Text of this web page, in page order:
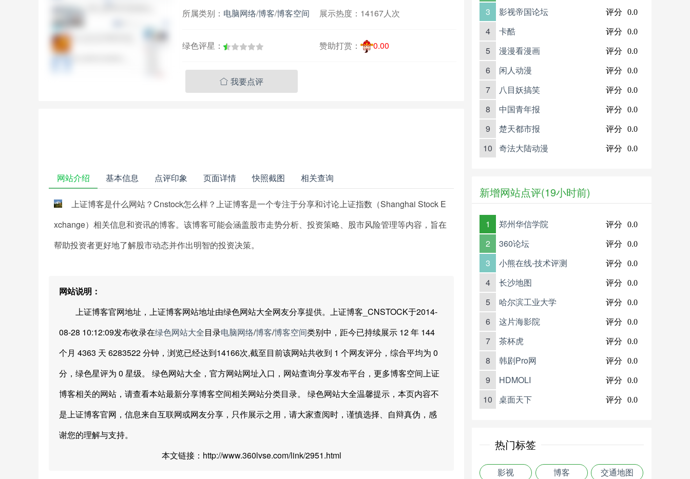
所属类别： 电脑网络/博客/博客空间 展示热度： 14167人次
绿色评星： 赞助打赏： 0.00
 我要点评
网站介绍 基本信息 点评印象 页面详情 快照截图 相关查询
上证博客是什么网站？Cnstock怎么样？上证博客是一个专注于分享和讨论上证指数（Shanghai Stock E
xchange）相关信息和资讯的博客。该博客可能会涵盖股市走势分析、投资策略、股市风险管理等内容，旨在
帮助投资者更好地了解股市动态并作出明智的投资决策。
网站说明：
上证博客官网地址，上证博客网站地址由绿色网站大全网友分享提供。上证博客_CNSTOCK于2014-
08-28 10:12:09发布收录在绿色网站大全目录电脑网络/博客/博客空间类别中，距今已持续展示 12 年 144
个月 4363 天 6283522 分钟，浏览已经达到14166次,截至目前该网站共收到 1 个网友评分，综合平均为 0
分，绿色星评为 0 星级。 绿色网站大全，官方网站网址入口，网站查询分享发布平台，更多博客空间上证
博客相关的网站，请查看本站最新分享博客空间相关网站分类目录。 绿色网站大全温馨提示，本页内容不
是上证博客官网，信息来自互联网或网友分享，只作展示之用，请大家查阅时，谨慎选择、自辩真伪，感
谢您的理解与支持。
本文链接：http://www.360lvse.com/link/2951.html
3 影视帝国论坛 评分 0.0
4 卡酷 评分 0.0
5 漫漫看漫画 评分 0.0
6 闲人动漫 评分 0.0
7 八目妖搞笑 评分 0.0
8 中国青年报 评分 0.0
9 楚天都市报 评分 0.0
10 奇法大陆动漫 评分 0.0
新增网站点评(19小时前)
1 郑州华信学院 评分 0.0
2 360论坛 评分 0.0
3 小熊在线-技术评测 评分 0.0
4 长沙地图 评分 0.0
5 哈尔滨工业大学 评分 0.0
6 这片海影院 评分 0.0
7 茶杯虎 评分 0.0
8 韩剧Pro网 评分 0.0
9 HDMOLI 评分 0.0
10 桌面天下 评分 0.0
热门标签
影视 博客 交通地图